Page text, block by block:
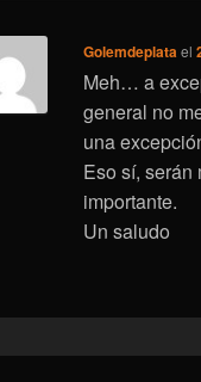
Golemdeplatael
Meh… a
general no
una
Eso sí, serán
importante.
Un saludo